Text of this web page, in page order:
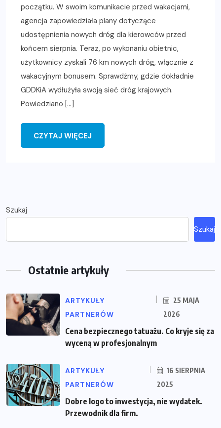
początku. W swoim komunikacie przed wakacjami,
agencja zapowiedziała plany dotyczące
udostępnienia nowych dróg dla kierowców przed
końcem sierpnia. Teraz, po wykonaniu obietnic,
użytkownicy zyskali 76 km nowych dróg, włącznie z
wakacyjnym bonusem. Sprawdźmy, gdzie dokładnie
GDDKiA wydłużyła swoją sieć dróg krajowych.
Powiedziano […]
CZYTAJ WIĘCEJ
Szukaj
Szukaj
Ostatnie artykuły
ARTYKUŁY
PARTNERÓW
25 MAJA
2026
Cena bezpiecznego tatuażu. Co kryje się za
wyceną w profesjonalnym
ARTYKUŁY
PARTNERÓW
16 SIERPNIA
2025
Dobre logo to inwestycja, nie wydatek.
Przewodnik dla firm.